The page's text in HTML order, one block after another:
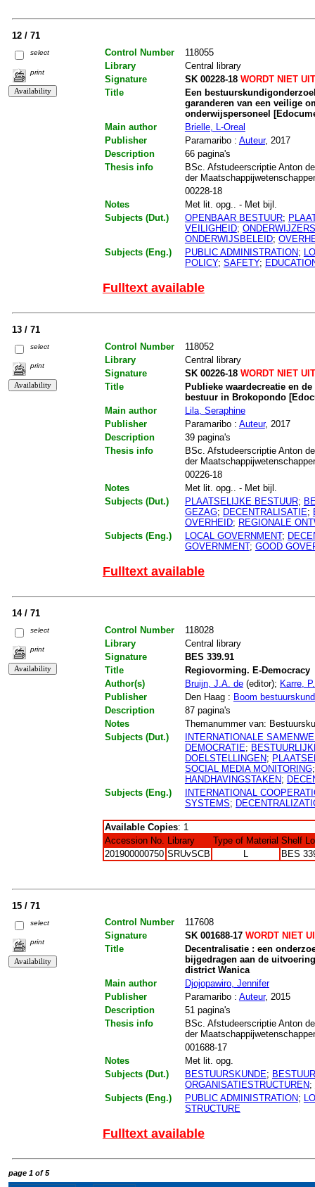
12 / 71
select
print
Control Number
118055
Library
Central library
Signature
SK 00228-18WORDT NIET
Title
Een
garanderen van een veilige
onderwijspersoneel
Main author
Brielle, L-Oreal
Publisher
Paramaribo : Auteur, 2017
Description
66 pagina's
Thesis info
BSc. Afstudeerscriptie Anton
der
00228-18
Notes
Met lit. opg.. - Met bijl.
Subjects (Dut.)
OPENBAAR BESTUUR;
VEILIGHEID; ONDERWIJZERS
ONDERWIJSBELEID;
Subjects (Eng.)
PUBLIC ADMINISTRATION;
POLICY; SAFETY;
Fulltext available
13 / 71
select
print
Control Number
118052
Library
Central library
Signature
SK 00226-18WORDT NIET
Title
Publieke waardecreatie en
bestuur in Brokopondo
Main author
Lila, Seraphine
Publisher
Paramaribo : Auteur, 2017
Description
39 pagina's
Thesis info
BSc. Afstudeerscriptie Anton
der
00226-18
Notes
Met lit. opg.. - Met bijl.
Subjects (Dut.)
PLAATSELIJKE BESTUUR;
GEZAG; DECENTRALISATIE;
OVERHEID; REGIONALE
Subjects (Eng.)
LOCAL GOVERNMENT;
GOVERNMENT; GOOD
Fulltext available
14 / 71
select
print
Control Number
118028
Library
Central library
Signature
BES 339.91
Title
Regiovorming. E-Democracy
Author(s)
Bruijn, J.A. de(editor); Karre,
Publisher
Den Haag : Boom
Description
87 pagina's
Notes
Themanummer van:
Subjects (Dut.)
INTERNATIONALE
DEMOCRATIE;
DOELSTELLINGEN;
SOCIAL MEDIA MONITORING
HANDHAVINGSTAKEN;
Subjects (Eng.)
INTERNATIONAL
SYSTEMS;
Available Copies: 1
Accession No. Library Type of Material Shelf
201900000750 SRUvSCB L BES
15 / 71
select
print
Control Number
117608
Signature
SK 001688-17WORDT NIET
Title
Decentralisatie : een
bijgedragen aan de
district Wanica
Main author
Djojopawiro, Jennifer
Publisher
Paramaribo : Auteur, 2015
Description
51 pagina's
Thesis info
BSc. Afstudeerscriptie Anton
der
001688-17
Notes
Met lit. opg.
Subjects (Dut.)
BESTUURSKUNDE;
ORGANISATIESTRUCTUREN;
Subjects (Eng.)
PUBLIC ADMINISTRATION;
STRUCTURE
Fulltext available
page 1 of 5